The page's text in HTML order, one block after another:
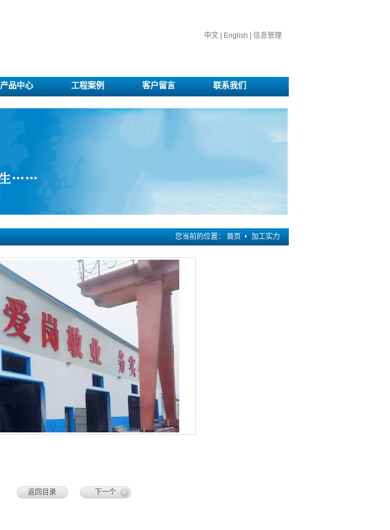
中文 English 信息管理
产品中心 工程案例 客户留言 联系我们
您当前的位置： 首页 加工实力
返回目录 下一个